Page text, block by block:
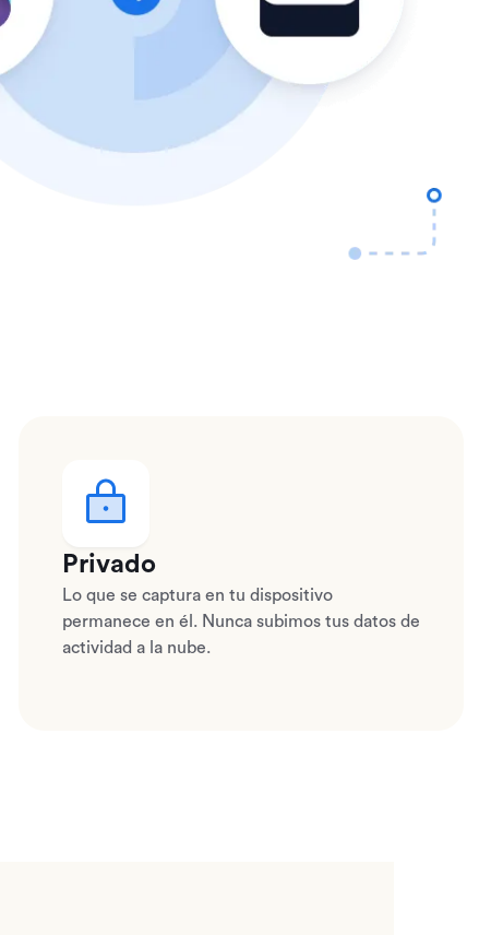
Privado
Lo que se captura en tu dispositivo
permanece en él. Nunca subimos tus datos de
actividad a la nube.